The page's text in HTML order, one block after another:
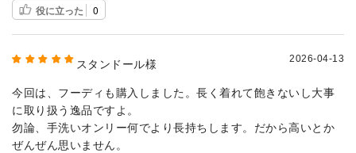
役に立った 0
スタンドール様 2026-04-13
今回は、フーディも購入しました。長く着れて飽きないし大事
に取り扱う逸品ですよ。
勿論、手洗いオンリー何でより長持ちします。だから高いとか
ぜんぜん思いません。